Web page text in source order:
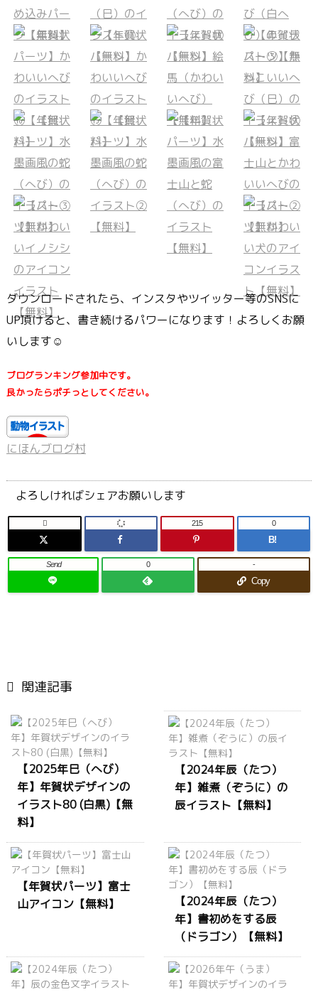
ダウンロードされたら、インスタやツイッター等のSNSに
UP頂けると、書き続けるパワーになります！よろしくお願
いします☺
ブログランキング参加中です。
良かったらポチっとしてください。
にほんブログ村
よろしければシェアお願いします
 215
B!
0
Send 0
Copy
-
 関連記事
【2025年巳（へび）
年】年賀状デザインの
イラスト80 (白黒)【無
料】
【2024年辰（たつ）
年】雑煮（ぞうに）の
辰イラスト【無料】
【年賀状パーツ】富士
山アイコン【無料】
【2024年辰（たつ）
年】書初めをする辰
（ドラゴン）【無料】